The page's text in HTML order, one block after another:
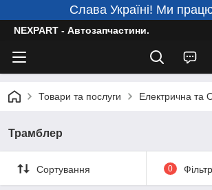
Слава Україні! Ми
NEXPART - Автозапчастини.
Товари та послуги Електрична та
Трамблер
Сортування 0